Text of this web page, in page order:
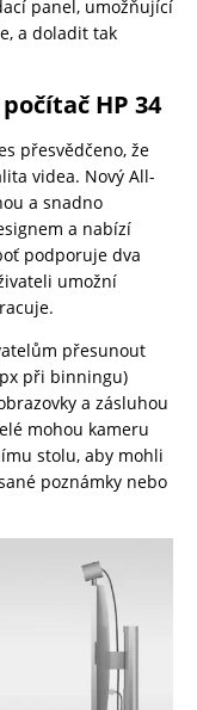
panel, umožňující
a doladit tak
HP 34
přesvědčeno, že
videa. Nový All-
a snadno
a nabízí
podporuje dva
umožní
přesunout
při binningu)
a zásluhou
mohou kameru
stolu, aby mohli
poznámky nebo